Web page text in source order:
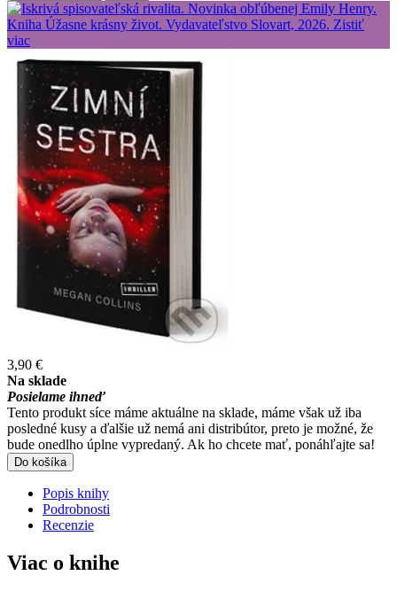
3,90 €
Na sklade
Posielame ihneď
Tento produkt síce máme aktuálne na sklade, máme však už iba
posledné kusy a ďalšie už nemá ani distribútor, preto je možné, že
bude onedlho úplne vypredaný. Ak ho chcete mať, ponáhľajte sa!
Do košíka
Popis knihy
Podrobnosti
Recenzie
Viac o knihe